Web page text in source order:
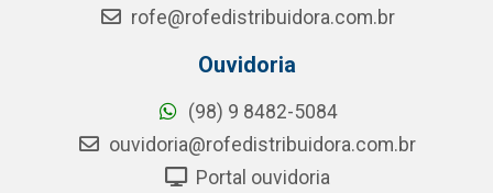
rofe@rofedistribuidora.com.br
Ouvidoria
(98) 9 8482-5084
ouvidoria@rofedistribuidora.com.br
Portal ouvidoria